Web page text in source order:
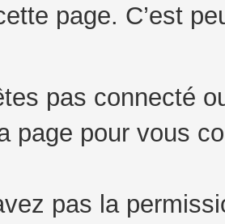
page. C’est
pas connecté
page pour vous
pas la